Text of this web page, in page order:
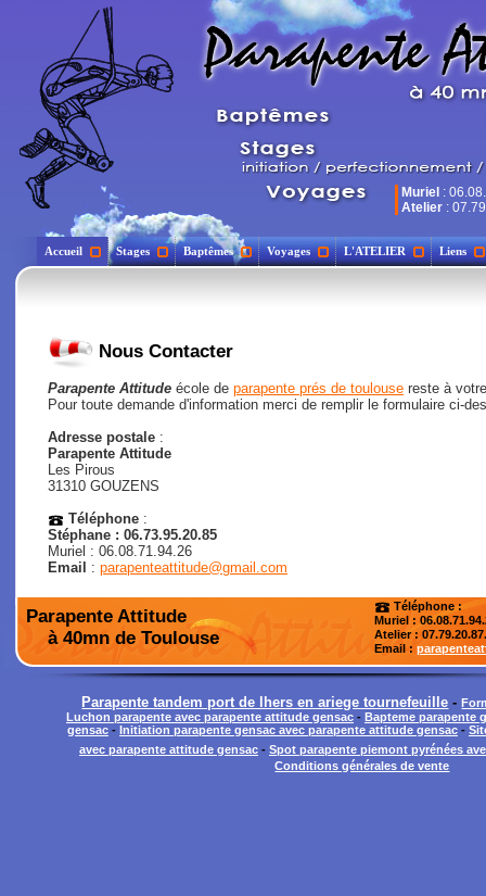
Muriel :
Atelier :
Accueil Stages Baptêmes Voyages L'ATELIER Liens
Nous Contacter
Parapente Attitude école de parapente prés de toulouse reste à
Pour toute demande d'information merci de remplir le formulaire ci-
Adresse postale :
Parapente Attitude
Les Pirous
31310 GOUZENS
Téléphone :
Stéphane : 06.73.95.20.85
Muriel : 06.08.71.94.26
Email
: parapenteattitude@gmail.com
Parapente Attitude
à 40mn de Toulouse
Téléphone :
Muriel :
Atelier:
Email :
Parapente tandem port de lhers en ariege tournefeuille -
Luchon parapente avec parapente attitude gensac - Bapteme parapente
gensac - Initiation parapente gensac avec parapente attitude gensac -
avec parapente attitude gensac - Spot parapente piemont pyrénées
Conditions générales de vente